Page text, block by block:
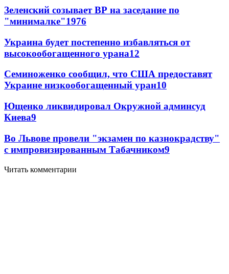
Зеленский созывает ВР на заседание по
"минималке"1976
Украина будет постепенно избавляться от
высокообогащенного урана12
Семиноженко сообщил, что США предоставят
Украине низкообогащенный уран10
Ющенко ликвидировал Окружной админсуд
Киева9
Во Львове провели "экзамен по казнокрадству"
с импровизированным Табачником9
Читать комментарии